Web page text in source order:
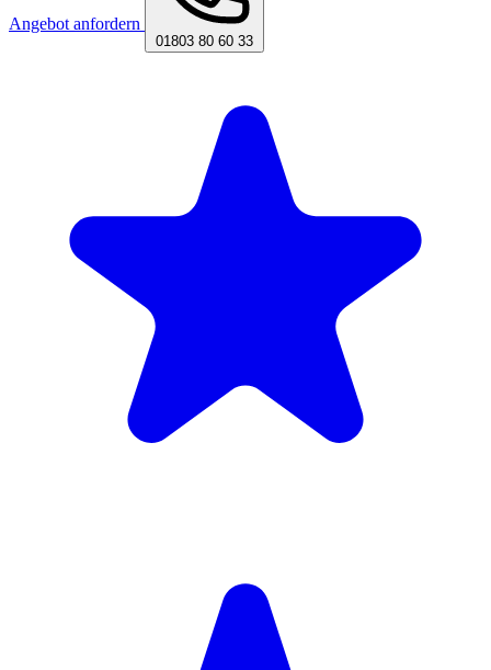
Angebot anfordern
01803 80 60 33